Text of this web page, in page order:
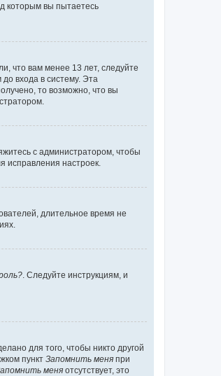
которым вы пытаетесь
что вам менее 13 лет, следуйте
входа в систему. Эта
то возможно, что вы
с администратором, чтобы
исправления настроек.
длительное время не
. Следуйте инструкциям, и
для того, чтобы никто другой
пункт Запомнить меня при
меня отсутствует, это